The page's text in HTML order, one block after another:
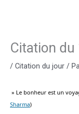
Citation du
/ Citation du jour /
» Le bonheur est un
Sharma)